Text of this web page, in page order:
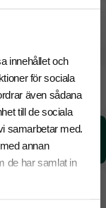
innehållet och
för sociala
även sådana
till de sociala
samarbetar med.
annan
de har samlat in
8 arbetsdagar
oss.